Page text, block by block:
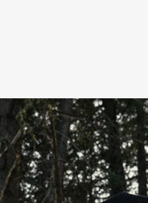
Cars
Lifestyle